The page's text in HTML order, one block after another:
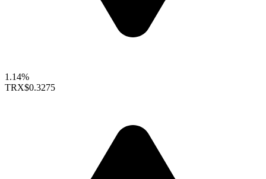
1.14%
TRX$0.3275